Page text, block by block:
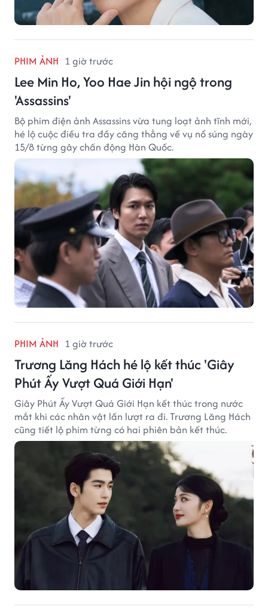
PHIM ẢNH 1 giờ trước
Lee Min Ho, Yoo Hae Jin hội ngộ trong
'Assassins'
Bộ phim điện ảnh Assassins vừa tung loạt ảnh tĩnh mới,
hé lộ cuộc điều tra đầy căng thẳng về vụ nổ súng ngày
15/8 từng gây chấn động Hàn Quốc.
PHIM ẢNH 1 giờ trước
Trương Lăng Hách hé lộ kết thúc 'Giây
Phút Ấy Vượt Quá Giới Hạn'
Giây Phút Ấy Vượt Quá Giới Hạn kết thúc trong nước
mắt khi các nhân vật lần lượt ra đi. Trương Lăng Hách
cũng tiết lộ phim từng có hai phiên bản kết thúc.